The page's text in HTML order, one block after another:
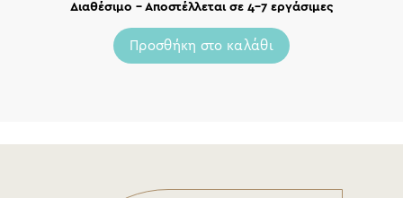
Διαθέσιμο – Αποστέλλεται σε 4-7 εργάσιμες
Προσθήκη στο καλάθι